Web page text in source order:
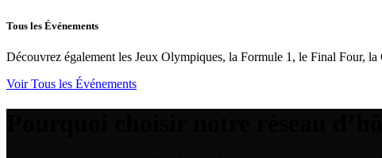
Tous les Événements
Découvrez également les Jeux Olympiques, la Formule 1, le Final Four,
Voir Tous les Événements